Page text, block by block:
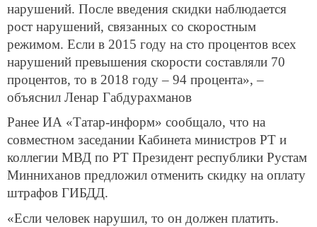
нарушений. После введения скидки наблюдается
рост нарушений, связанных со скоростным
режимом. Если в 2015 году на сто процентов всех
нарушений превышения скорости составляли 70
процентов, то в 2018 году – 94 процента», –
объяснил Ленар Габдурахманов
Ранее ИА «Татар-информ» сообщало, что на
совместном заседании Кабинета министров РТ и
коллегии МВД по РТ Президент республики Рустам
Минниханов предложил отменить скидку на оплату
штрафов ГИБДД.
«Если человек нарушил, то он должен платить.